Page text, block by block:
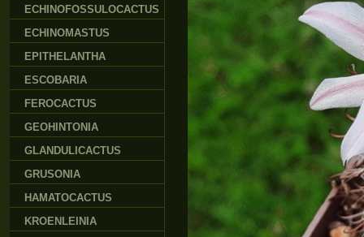
ECHINOFOSSULOCACTUS
ECHINOMASTUS
EPITHELANTHA
ESCOBARIA
FEROCACTUS
GEOHINTONIA
GLANDULICACTUS
GRUSONIA
HAMATOCACTUS
KROENLEINIA